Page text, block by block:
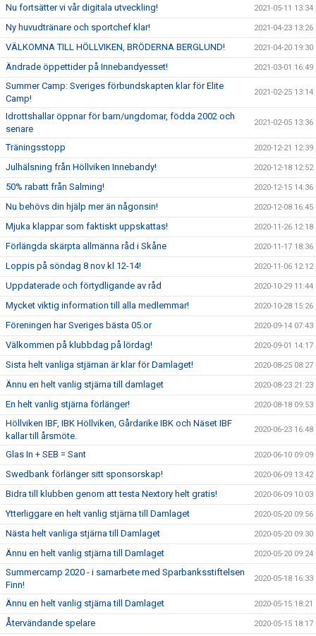
Nu fortsätter vi vår digitala utveckling! 2021-05-11 13:34
Ny huvudtränare och sportchef klar! 2021-04-23 13:26
VÄLKOMNA TILL HÖLLVIKEN, BRÖDERNA BERGLUND! 2021-04-20 19:30
Ändrade öppettider på Innebandyesset! 2021-03-01 16:49
Summer Camp: Sveriges förbundskapten klar för Elite
Camp!
2021-02-25 13:14
Idrottshallar öppnar för barn/ungdomar, födda 2002 och
senare
2021-02-05 13:36
Träningsstopp 2020-12-21 12:39
Julhälsning från Höllviken Innebandy! 2020-12-18 12:52
50% rabatt från Salming! 2020-12-15 14:36
Nu behövs din hjälp mer än någonsin! 2020-12-08 16:45
Mjuka klappar som faktiskt uppskattas! 2020-11-26 12:18
Förlängda skärpta allmänna råd i Skåne 2020-11-17 18:36
Loppis på söndag 8 nov kl 12-14! 2020-11-06 12:12
Uppdaterade och förtydligande av råd 2020-10-29 11:44
Mycket viktig information till alla medlemmar! 2020-10-28 15:26
Föreningen har Sveriges bästa 05:or 2020-09-14 07:43
Välkommen på klubbdag på lördag! 2020-09-01 14:17
Sista helt vanliga stjärnan är klar för Damlaget! 2020-08-25 08:27
Ännu en helt vanlig stjärna till damlaget 2020-08-23 21:23
En helt vanlig stjärna förlänger! 2020-08-18 09:53
Höllviken IBF, IBK Höllviken, Gårdarike IBK och Näset IBF
kallar till årsmöte.
2020-06-23 16:48
Glas In + SEB = Sant 2020-06-10 09:09
Swedbank förlänger sitt sponsorskap! 2020-06-09 13:42
Bidra till klubben genom att testa Nextory helt gratis! 2020-06-09 10:03
Ytterliggare en helt vanlig stjärna till Damlaget 2020-05-20 09:56
Nästa helt vanliga stjärna till Damlaget 2020-05-20 09:30
Ännu en helt vanlig stjärna till Damlaget 2020-05-20 09:24
Summercamp 2020 - i samarbete med Sparbanksstiftelsen
Finn!
2020-05-18 16:33
Ännu en helt vanlig stjärna till Damlaget 2020-05-15 18:21
Återvändande spelare 2020-05-15 18:17